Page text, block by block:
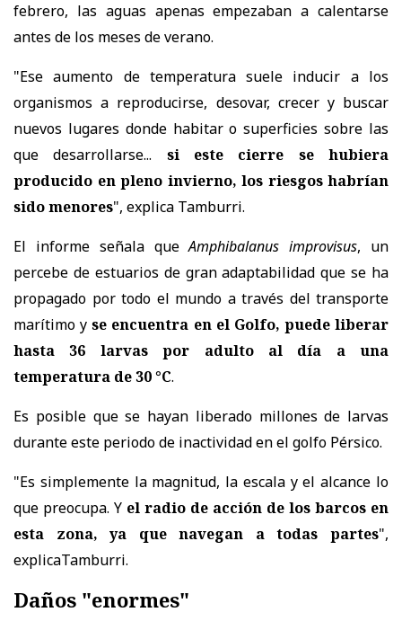
febrero, las aguas apenas empezaban a calentarse
antes de los meses de verano.
"Ese aumento de temperatura suele inducir a los
organismos a reproducirse, desovar, crecer y buscar
nuevos lugares donde habitar o superficies sobre las
que desarrollarse... si este cierre se hubiera
producido en pleno invierno, los riesgos habrían
sido menores", explica Tamburri.
El informe señala que Amphibalanus improvisus, un
percebe de estuarios de gran adaptabilidad que se ha
propagado por todo el mundo a través del transporte
marítimo yse encuentra en el Golfo, puede liberar
hasta 36 larvas por adulto al día a una
temperatura de 30 °C.
Es posible que se hayan liberado millones de larvas
durante este periodo de inactividad en el golfo Pérsico.
"Es simplemente la magnitud, la escala y el alcance lo
que preocupa. Y el radio de acción de los barcos en
esta zona, ya que navegan a todas partes",
explicaTamburri.
Daños "enormes"